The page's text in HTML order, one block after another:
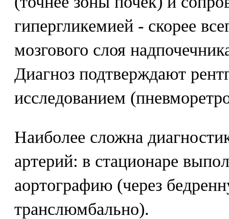
гипергликемией - скорее
мозгового слоя
Диагноз подтверждают
исследованием
Наиболее сложна
артерий: в стационаре
аортографию (через
транслюмбально).